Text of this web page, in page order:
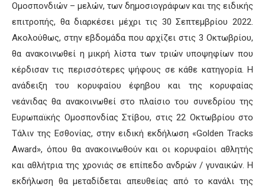
Ομοσπονδιών – μελών, των δημοσιογράφων και της ειδικής
επιτροπής, θα διαρκέσει μέχρι τις 30 Σεπτεμβρίου 2022.
Ακολούθως, στην εβδομάδα που αρχίζει στις 3 Οκτωβρίου,
θα ανακοινωθεί η μικρή λίστα των τριών υποψηφίων που
κέρδισαν τις περισσότερες ψήφους σε κάθε κατηγορία. Η
ανάδειξη του κορυφαίου έφηβου και της κορυφαίας
νεάνιδας θα ανακοινωθεί στο πλαίσιο του συνεδρίου της
Ευρωπαϊκής Ομοσπονδίας Στίβου, στις 22 Οκτωβρίου στο
Τάλιν της Εσθονίας, στην ειδική εκδήλωση «Golden Tracks
Award», όπου θα ανακοινωθούν και οι κορυφαίοι αθλητής
και αθλήτρια της χρονιάς σε επίπεδο ανδρών / γυναικών. Η
εκδήλωση θα μεταδίδεται απευθείας από το κανάλι της